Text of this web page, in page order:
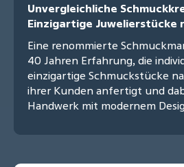
Unvergleichliche
Einzigartige Juwelierstücke
Eine renommierte
40 Jahren Erfahrung, die
einzigartige Schmuckstücke
ihrer Kunden anfertigt und
Handwerk mit modernem